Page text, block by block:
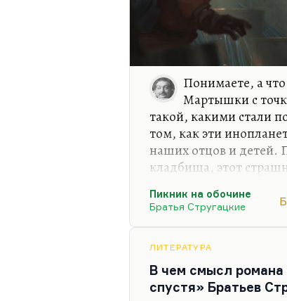
Понимаете, а
Мартышки с
такой, какими стали
том, как эти
наших отцов и детей.
кладбища, этот
бесконечное
ночам и издает тот
Это очень страшно
говорить, она всегда
были без белка. При
Пикник на обочине
Братья Стругацкие
ЛИТЕРАТУРА
В чем смысл
спустя» Братьев